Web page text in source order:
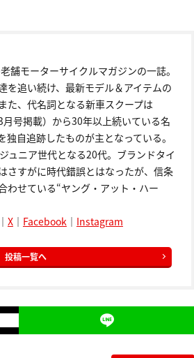
舗モーターサイクルマガジンの一誌。
を追い続け、最新モデル＆アイテムの
た、代名詞となる新車スクープは
号掲載）から30年以上続いている名
自追跡したものが主となっている。
ュニア世代となる20代。ブランドタイ
さすがに時代錯誤とはなったが、信条
わせている“ヤング・アット・ハー
X｜ Facebook｜ Instagram
投稿一覧へ